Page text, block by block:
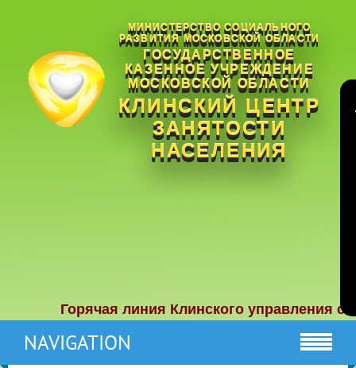
МИНИСТЕРСТВО СОЦИАЛЬНОГО
РАЗВИТИЯ МОСКОВСКОЙ ОБЛАСТИ
ГОСУДАРСТВЕННОЕ
КАЗЕННОЕ УЧРЕЖДЕНИЕ
МОСКОВСКОЙ ОБЛАСТИ
КЛИНСКИЙ ЦЕНТР
ЗАНЯТОСТИ
НАСЕЛЕНИЯ
Горячая линия Клинского управления
NAVIGATION